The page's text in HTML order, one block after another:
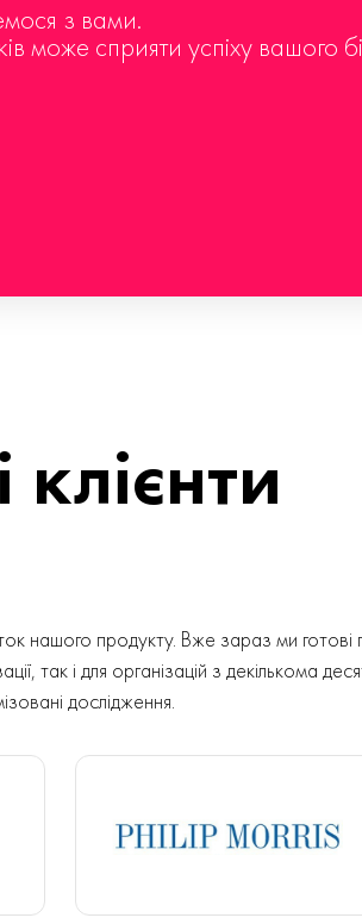
з вами.
може сприяти успіху вашого
нашого продукту. Вже зараз ми готові
так і для організацій з декількома
дослідження.